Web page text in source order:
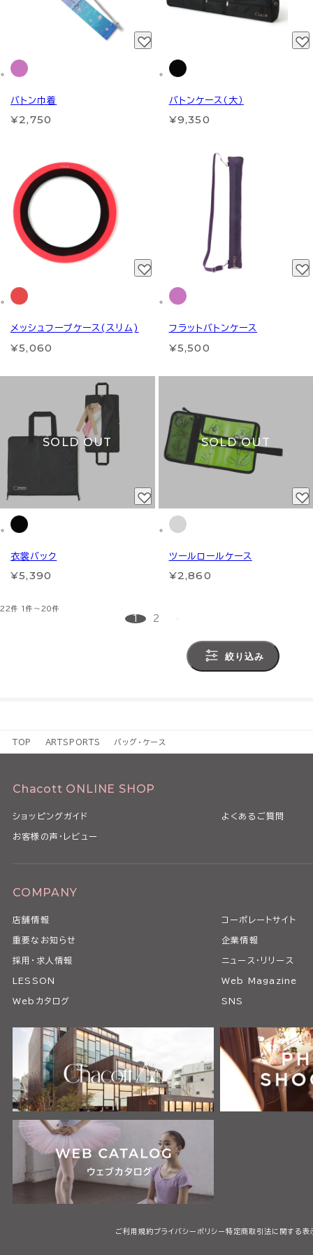
バトン巾着
¥2,750
バトンケース（大）
¥9,350
メッシュフープケース(スリム)
¥5,060
フラットバトンケース
¥5,500
SOLD OUT
衣裳バック
¥5,390
SOLD OUT
ツールロールケース
¥2,860
22件 1件～20件
1 2
絞り込み
TOP ARTSPORTS バッグ・ケース
Chacott ONLINE SHOP
ショッピングガイド よくあるご質問
お客様の声・レビュー
COMPANY
店舗情報 コーポレートサイト
重要なお知らせ 企業情報
採用・求人情報 ニュース・リリース
LESSON Web Magazine
Webカタログ SNS
ご利用規約プライバシーポリシー特定商取引法に関する表